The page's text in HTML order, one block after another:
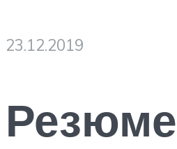
23.12.2019
Резюме